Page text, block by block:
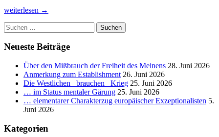
Die
Gesellschaft
ihr
kanalisiertes
Entwicklungspotential.
Religion
Ideologie.
_
weiterlesen →
Suchen
nach:
Neueste Beiträge
Über den Mißbrauch der Freiheit des Meinens 28. Juni 2026
Anmerkung zum Establishment 26. Juni 2026
Die Westlichen _brauchen_ Krieg 25. Juni 2026
… im Status mentaler Gärung 25. Juni 2026
… elementarer Charakterzug europäischer Exzeptionalisten 5.
Juni 2026
Kategorien